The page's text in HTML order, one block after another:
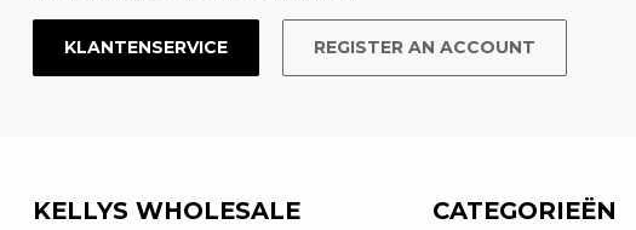
KLANTENSERVICE REGISTER AN ACCOUNT
KELLYS WHOLESALE CATEGORIEËN